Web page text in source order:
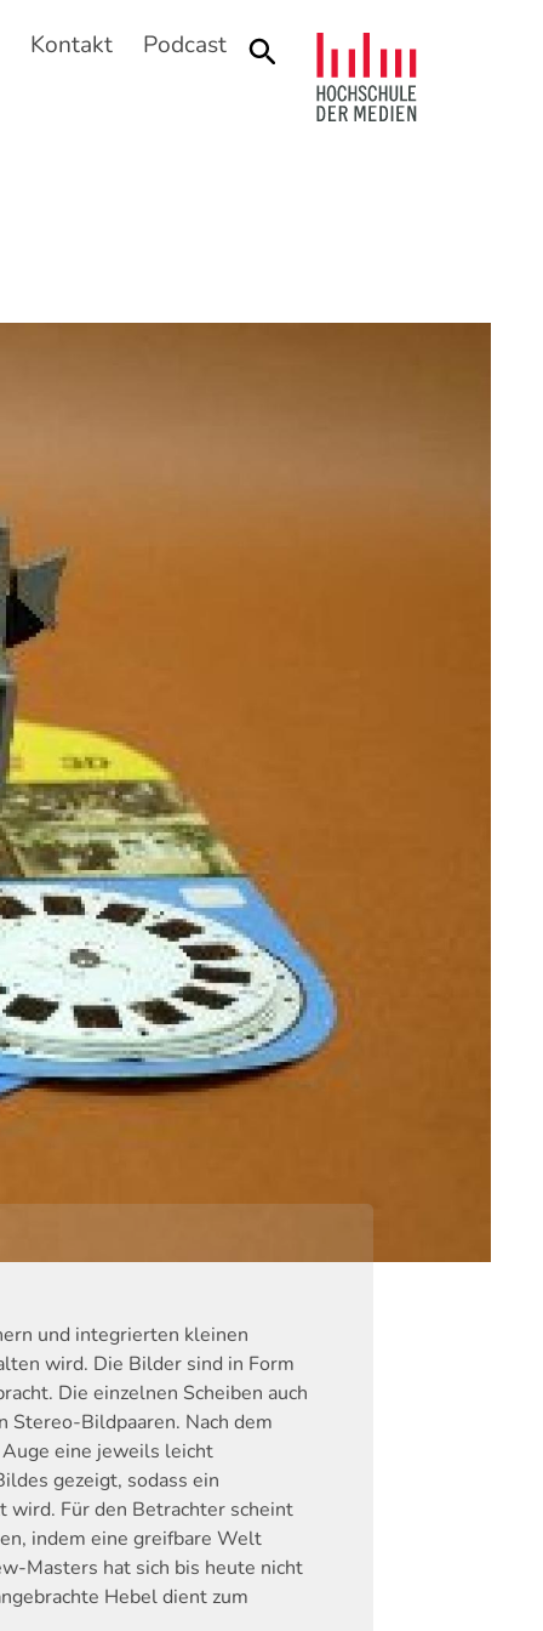
Kontakt Podcast Suche
und integrierten kleinen
wird. Die Bilder sind in Form
Die einzelnen Scheiben auch
Stereo-Bildpaaren. Nach dem
eine jeweils leicht
gezeigt, sodass ein
Für den Betrachter scheint
indem eine greifbare Welt
Masters hat sich bis heute nicht
Hebel dient zum